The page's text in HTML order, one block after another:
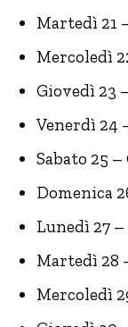
Martedì 21
Mercoledì
Giovedì 23
Venerdì 24
Sabato 25
Domenica
Lunedì 27
Martedì 28
Mercoledì